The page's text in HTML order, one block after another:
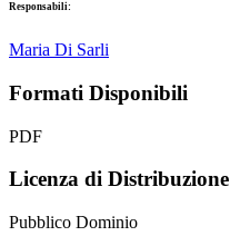
Responsabili:
Maria Di Sarli
Formati Disponibili
PDF
Licenza di Distribuzione
Pubblico Dominio